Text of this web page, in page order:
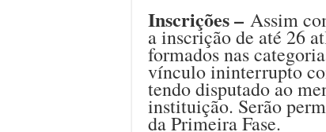
Inscrições – Assim
a inscrição de até 26
formados nas
vínculo ininterrupto
tendo disputado ao
instituição. Serão
da Primeira Fase.